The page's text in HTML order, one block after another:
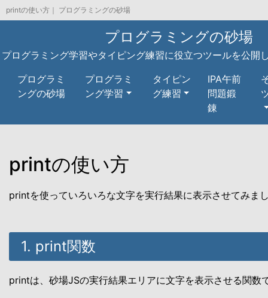
printの使い方｜ プログラミングの砂場
プログラミングの砂場
プログラミング学習やタイピング練習に役立つツールを公開
プログラミ
ングの砂場
プログラミ
ング学習
タイピン
グ練習
IPA午前
問題鍛
錬
printの使い方
printを使っていろいろな文字を実行結果に表示させてみま
1. print関数
printは、砂場JSの実行結果エリアに文字を表示させる関数